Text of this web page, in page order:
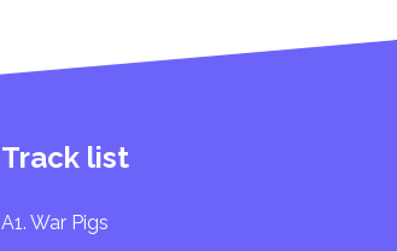
Track list
A1. War Pigs